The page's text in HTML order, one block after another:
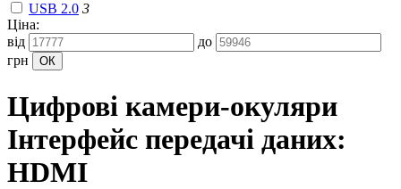
USB 2.0 3
Ціна:
від
до
грн
Цифрові камери-окуляри
Інтерфейс передачі даних:
HDMI